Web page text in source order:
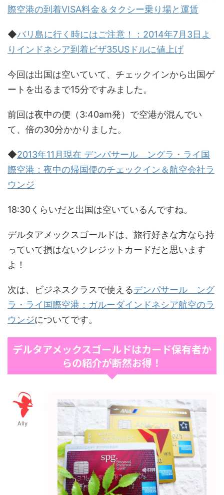
際空港の到着VISA料金＆タクシー乗り場と運賃
◆バリ島に行く時にはご注意！：2014年7月3日よ
りインドネシア到着ビザ35USドルに値上げ
今回は出国は空いていて、チェックインから出国ゲ
ートを出るまで15分ですみました。
前回は夜中の便（3:40am発）で空港が混んでい
て、倍の30分かかりました。
◆2013年11月現在 デンパサール ングラ・ライ国
際空港：夜中の帰国便のチェックイン＆航空会社ラ
ウンジ
18:30くらいだと出国は空いているんですね。
デルタアメックスゴールドは、旅行好きな方なら持
っていて損はないクレジットカードだと思います
よ！
次は、ビジネスクラスで使えるデンパサール ング
ラ・ライ国際空港：ガルーダインドネシア航空のラ
ウンジについてです。
デルタアメックスゴールドはカード保有者か
らの紹介が断然お得！
Ally